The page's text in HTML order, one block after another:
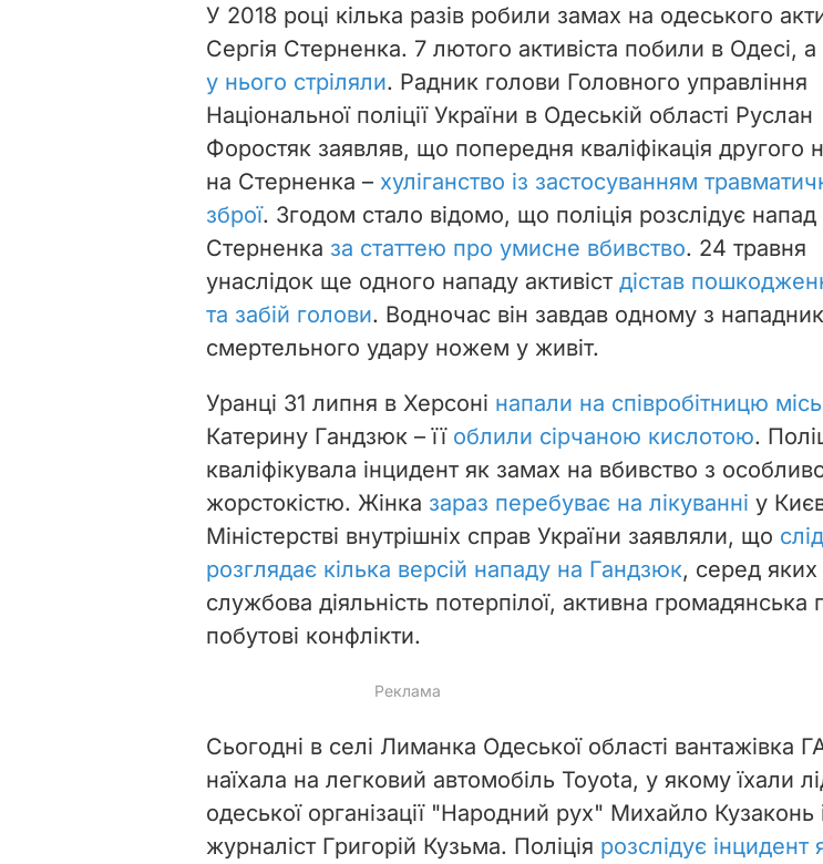
У 2018 році кілька разів робили замах на одеського
Сергія Стерненка. 7 лютого активіста побили в Одесі, а
у нього стріляли. Радник голови Головного управління
Національної поліції України в Одеській області Руслан
Форостяк заявляв, що попередня кваліфікація другого
на Стерненка – хуліганство із застосуванням
зброї. Згодом стало відомо, що поліція розслідує напад
Стерненка за статтею про умисне вбивство. 24 травня
унаслідок ще одного нападу активіст дістав
та забій голови. Водночас він завдав одному з
смертельного удару ножем у живіт.
Уранці 31 липня в Херсоні напали на співробітницю
Катерину Гандзюк – її облили сірчаною кислотою.
кваліфікувала інцидент як замах на вбивство з
жорстокістю. Жінка зараз перебуває на лікуванні у
Міністерстві внутрішніх справ України заявляли, що
розглядає кілька версій нападу на Гандзюк, серед яких
службова діяльність потерпілої, активна громадянська
побутові конфлікти.
Сьогодні в селі Лиманка Одеської області вантажівка
наїхала на легковий автомобіль Toyota, у якому їхали
одеської організації "Народний рух" Михайло Кузаконь
журналіст Григорій Кузьма. Поліція розслідує інцидент